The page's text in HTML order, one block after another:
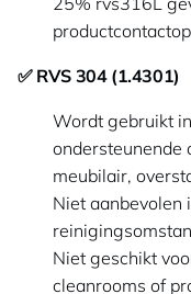
✅ RVS 304 (1.4301)
Wordt gebruikt
ondersteunende
meubilair,
Niet aanbevolen
Niet geschikt
cleanrooms of